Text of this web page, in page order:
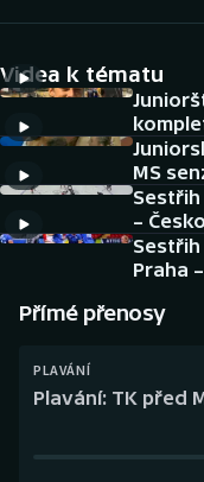
DALŠÍ SPORTY
Americký fotbal
Baseball a softbal
Biatlon
Boby a skeleton
NEPŘEHLÉDNĚTE
Historické návraty
Aplikace ČT sport
AZ kvíz
Videa k tématu
MS
Sestřih
– Česko
Praha
Přímé přenosy
PLAVÁNÍ
Plavání: TK před